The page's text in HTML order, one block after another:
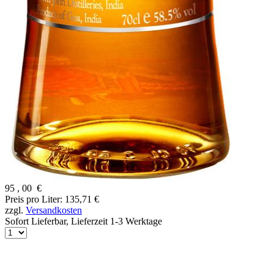
95 , 00 €
Preis pro Liter: 135,71 €
zzgl. Versandkosten
Sofort Lieferbar, Lieferzeit 1-3 Werktage